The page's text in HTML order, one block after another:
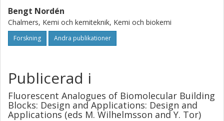
Bengt Nordén
Chalmers, Kemi och kemiteknik, Kemi och biokemi
Forskning Andra publikationer
Publicerad i
Fluorescent Analogues of Biomolecular Building
Blocks: Design and Applications: Design and
Applications (eds M. Wilhelmsson and Y. Tor)